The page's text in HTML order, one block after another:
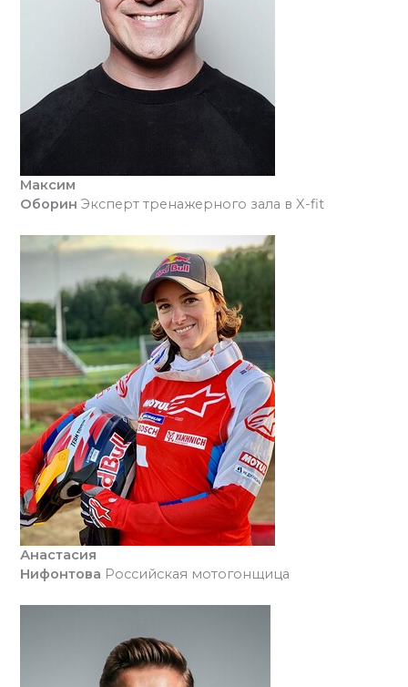
Максим
ОборинЭксперт тренажерного зала в X-fit
Анастасия
Нифонтова Российская мотогонщица